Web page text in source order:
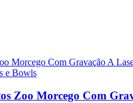
e Bowls
Zoo Morcego Com